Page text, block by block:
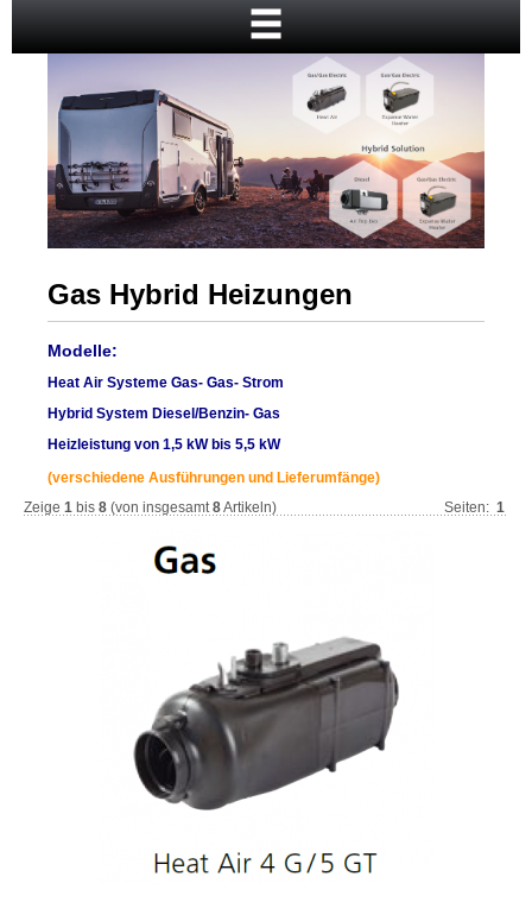
Mein Konto
Neukunde?
Kasse
Anmelden
Gas Hybrid Heizungen
​Modelle:
Heat Air Systeme Gas- Gas- Strom
Hybrid System Diesel/Benzin- Gas
Heizleistung von 1,5 kW bis 5,5 kW
(verschiedene Ausführungen und Lieferumfänge)
Zeige 1 bis 8 (von insgesamt8Artikeln) Seiten: 1